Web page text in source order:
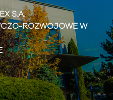
S.A.
ROZWOJOWE W